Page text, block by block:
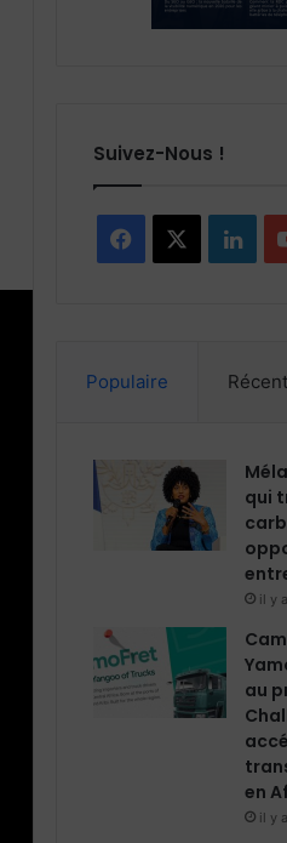
Suivez-Nous !
Facebook
Populaire Récent
qui
il y
au
en
il y